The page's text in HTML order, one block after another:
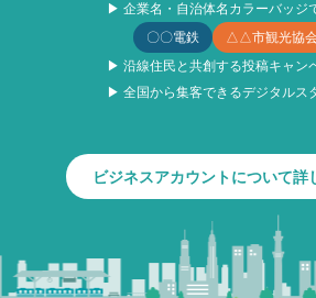
▶ 企業名・自治体名カラーバッジ
〇〇電鉄
△△市観光協
▶ 沿線住民と共創する投稿キャン
▶ 全国から集客できるデジタルス
ビジネスアカウントについて詳